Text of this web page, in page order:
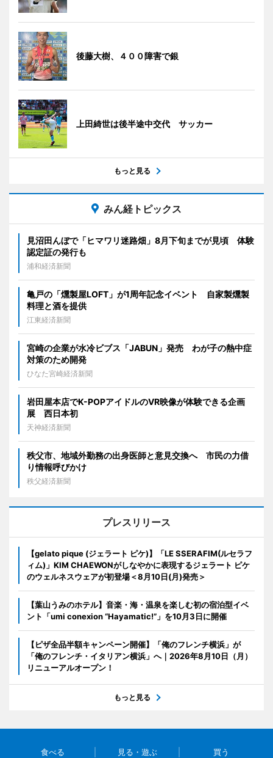
後藤大樹、４００障害で銀
上田綺世は後半途中交代 サッカー
もっと見る
みん経トピックス
見沼田んぼで「ヒマワリ迷路畑」8月下旬までが見頃 体験
認定証の発行も
浦和経済新聞
亀戸の「燻製屋LOFT」が1周年記念イベント 自家製燻製
料理と酒を提供
江東経済新聞
宮崎の企業が水冷ビブス「JABUN」発売 わが子の熱中症
対策のため開発
ひなた宮崎経済新聞
岩田屋本店でK-POPアイドルのVR映像が体験できる企画
展 西日本初
天神経済新聞
秩父市、地域外勤務の出身医師と意見交換へ 市民の力借
り情報呼びかけ
秩父経済新聞
プレスリリース
【gelato pique (ジェラート ピケ)】「LE SSERAFIM(ルセラフ
ィム)」KIM CHAEWONがしなやかに表現するジェラート ピケ
のウェルネスウェアが初登場＜8月10日(月)発売＞
【葉山うみのホテル】音楽・海・温泉を楽しむ初の宿泊型イベ
ント「umi conexion “Hayamatic!”」を10月3日に開催
【ピザ全品半額キャンペーン開催】「俺のフレンチ横浜」が
「俺のフレンチ・イタリアン横浜」へ｜2026年8月10日（月）
リニューアルオープン！
もっと見る
食べる 見る・遊ぶ 買う